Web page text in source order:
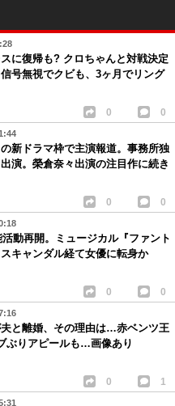
に復帰も? クロちゃんと対戦決定
号無視でクビも、3ヶ月でリング
0 0
新ドラマ枠で主演報道。事務所独
演。榮倉奈々出演の注目作に続き
0 0
動再開。ミュージカル『ファント
キャンダル経て女優に転身か
0 0
と離婚、その理由は…赤ベンツ王
ぶりアピールも…画像あり
0 1